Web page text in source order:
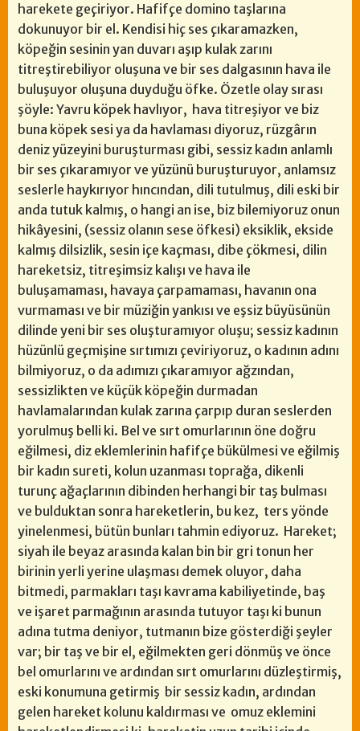
harekete geçiriyor. Hafifçe domino taşlarına
dokunuyor bir el. Kendisi hiç ses çıkaramazken,
köpeğin sesinin yan duvarı aşıp kulak zarını
titreştirebiliyor oluşuna ve bir ses dalgasının hava ile
buluşuyor oluşuna duyduğu öfke. Özetle olay sırası
şöyle: Yavru köpek havlıyor, hava titreşiyor ve biz
buna köpek sesi ya da havlaması diyoruz, rüzgârın
deniz yüzeyini buruşturması gibi, sessiz kadın anlamlı
bir ses çıkaramıyor ve yüzünü buruşturuyor, anlamsız
seslerle haykırıyor hıncından, dili tutulmuş, dili eski bir
anda tutuk kalmış, o hangi an ise, biz bilemiyoruz onun
hikâyesini, (sessiz olanın sese öfkesi) eksiklik, ekside
kalmış dilsizlik, sesin içe kaçması, dibe çökmesi, dilin
hareketsiz, titreşimsiz kalışı ve hava ile
buluşamaması, havaya çarpamaması, havanın ona
vurmaması ve bir müziğin yankısı ve eşsiz büyüsünün
dilinde yeni bir ses oluşturamıyor oluşu; sessiz kadının
hüzünlü geçmişine sırtımızı çeviriyoruz, o kadının adını
bilmiyoruz, o da adımızı çıkaramıyor ağzından,
sessizlikten ve küçük köpeğin durmadan
havlamalarından kulak zarına çarpıp duran seslerden
yorulmuş belli ki. Bel ve sırt omurlarının öne doğru
eğilmesi, diz eklemlerinin hafifçe bükülmesi ve eğilmiş
bir kadın sureti, kolun uzanması toprağa, dikenli
turunç ağaçlarının dibinden herhangi bir taş bulması
ve bulduktan sonra hareketlerin, bu kez, ters yönde
yinelenmesi, bütün bunları tahmin ediyoruz. Hareket;
siyah ile beyaz arasında kalan bin bir gri tonun her
birinin yerli yerine ulaşması demek oluyor, daha
bitmedi, parmakları taşı kavrama kabiliyetinde, baş
ve işaret parmağının arasında tutuyor taşı ki bunun
adına tutma deniyor, tutmanın bize gösterdiği şeyler
var; bir taş ve bir el, eğilmekten geri dönmüş ve önce
bel omurlarını ve ardından sırt omurlarını düzleştirmiş,
eski konumuna getirmiş bir sessiz kadın, ardından
gelen hareket kolunu kaldırması ve omuz eklemini